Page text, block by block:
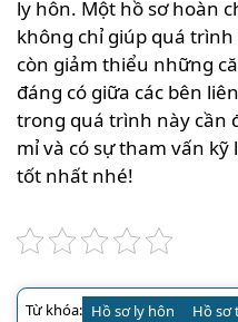
ly hôn. Một hồ sơ hoàn
không chỉ giúp quá
còn giảm thiểu những
đáng có giữa các bên
trong quá trình này cần
mỉ và có sự tham vấn
tốt nhất nhé!
Từ khóa: Hồ sơ ly hôn Hồ sơ